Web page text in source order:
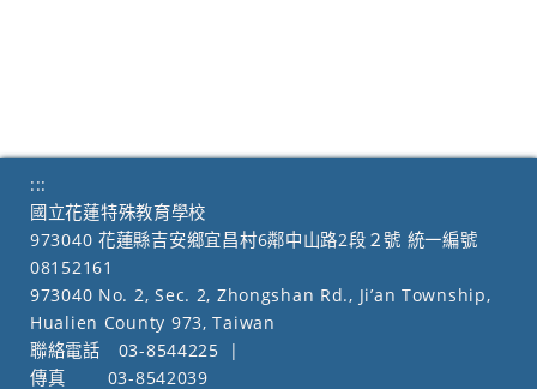
:::
國立花蓮特殊教育學校
973040 花蓮縣吉安鄉宜昌村6鄰中山路2段２號 統一編號
08152161
973040 No. 2, Sec. 2, Zhongshan Rd., Ji’an Township,
Hualien County 973, Taiwan
聯絡電話
03-8544225
|
傳真
03-8542039